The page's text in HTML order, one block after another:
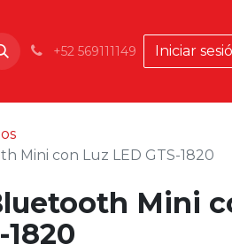
+52 569111149 Iniciar
Mini con Luz LED GTS-1820
Mini
1820